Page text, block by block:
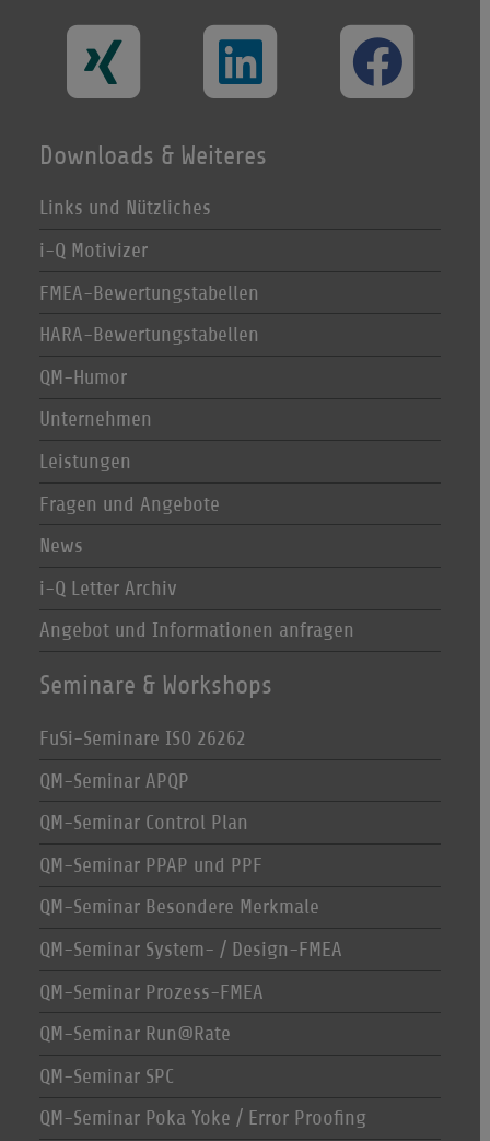
Downloads & Weiteres
Links und Nützliches
i-Q Motivizer
FMEA-Bewertungstabellen
HARA-Bewertungstabellen
QM-Humor
Unternehmen
Leistungen
Fragen und Angebote
News
i-Q Letter Archiv
Angebot und Informationen anfragen
Seminare & Workshops
FuSi-Seminare ISO 26262
QM-Seminar APQP
QM-Seminar Control Plan
QM-Seminar PPAP und PPF
QM-Seminar Besondere Merkmale
QM-Seminar System- / Design-FMEA
QM-Seminar Prozess-FMEA
QM-Seminar Run@Rate
QM-Seminar SPC
QM-Seminar Poka Yoke / Error Proofing